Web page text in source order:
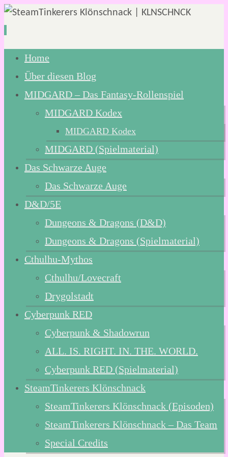
Zum
Inhalt
springen
Home
Über diesen Blog
MIDGARD – Das Fantasy-Rollenspiel
MIDGARD Kodex
MIDGARD Kodex
MIDGARD (Spielmaterial)
Das Schwarze Auge
Das Schwarze Auge
D&D/5E
Dungeons & Dragons (D&D)
Dungeons & Dragons (Spielmaterial)
Cthulhu-Mythos
Cthulhu/Lovecraft
Drygolstadt
Cyberpunk RED
Cyberpunk & Shadowrun
ALL. IS. RIGHT. IN. THE. WORLD.
Cyberpunk RED (Spielmaterial)
SteamTinkerers Klönschnack
SteamTinkerers Klönschnack (Episoden)
SteamTinkerers Klönschnack – Das Team
Special Credits